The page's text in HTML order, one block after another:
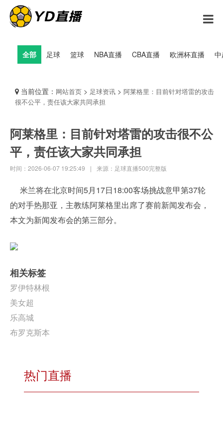
全部 足球 篮球 NBA直播 CBA直播 欧洲杯直播
当前位置： 网站首页 > 足球资讯 > 阿莱格里：目前针对塔雷的攻击
很不公平，责任该大家共同承担
阿莱格里：目前针对塔雷的攻击很不公
平，责任该大家共同承担
时间：2026-06-07 19:25:49 | 来源：足球直播500完整版
米兰将在北京时间5月17日18:00客场挑战意甲第37轮
的对手热那亚，主教练阿莱格里出席了赛前新闻发布会，
本文为新闻发布会的第三部分。
相关标签
罗伊特林根
美女超
乐高城
布罗克斯本
热门直播